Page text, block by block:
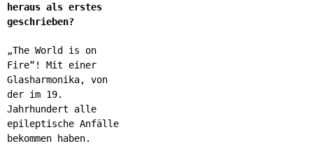
heraus als erstes
geschrieben?
„The World is on
Fire“! Mit einer
Glasharmonika, von
der im 19.
Jahrhundert alle
epileptische Anfälle
bekommen haben.